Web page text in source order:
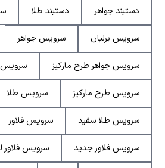
دستبند جواهر دستبند طلا
سرویس برلیان سرویس جواهر
سرویس جواهر طرح مارکیز سرویس
سرویس طرح مارکیز سرویس طلا
سرویس طلا سفید سرویس فلاور
سرویس فلاور جدید سرویس فلاور